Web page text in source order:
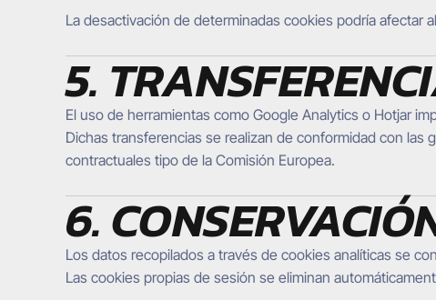
La desactivación de determinadas cookies podría afectar
5.
El uso de herramientas como Google Analytics o Hotjar
Dichas transferencias se realizan de conformidad con las
contractuales tipo de la Comisión Europea.
6.
Los datos recopilados a través de cookies analíticas se
Las cookies propias de sesión se eliminan